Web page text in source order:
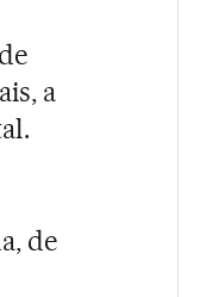
a
de